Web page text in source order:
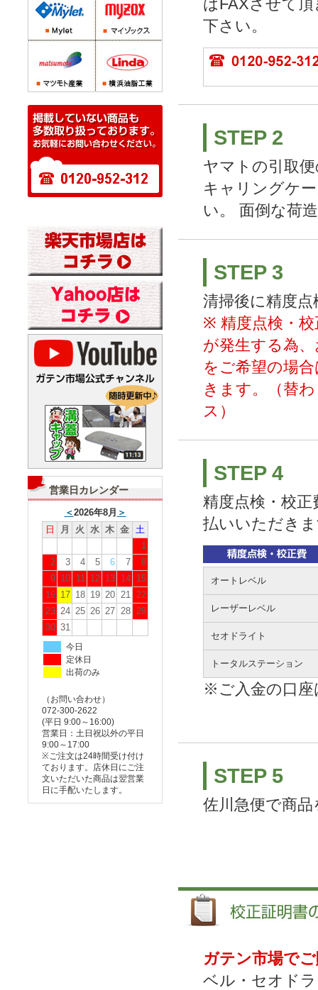
営業日カレンダー
＜2026年8月 ＞
日
月 火 水 木 金 土
1
2
3 4 5 6 7
8
9 10 11 12 13 14 15
16 17 18 19 20 21 22
23 24 25 26 27 28 29
30 31
今日
定休日
出荷のみ
（お問い合わせ）
072-300-2622
(平日 9:00～16:00)
営業日：土日祝以外の平日
9:00～17:00
※ご注文は24時間受け付け
ております。店休日にご注
文いただいた商品は翌営業
日に手配いたします。
はFAXさせて
下さい。
STEP 2
ヤマトの引取
キャリングケ
い。 面倒な荷
STEP 3
清掃後に精度
※ 精度点検・校
が発生する為
をご希望の場
きます。（替
ス）
STEP 4
精度点検・校
払いいただき
オートレベル
レーザーレベル
セオドライト
トータルステーション
※ご入金の口座
STEP 5
佐川急便で商
ガテン市場で
ベル・セオド